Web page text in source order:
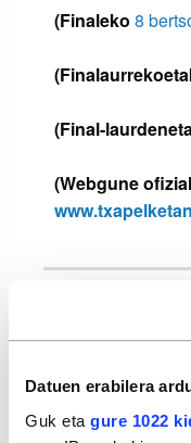
Datuen erabilera
Guk eta gure 1022
(Finaleko 8
(Final-
(Webgune
2009-10-01